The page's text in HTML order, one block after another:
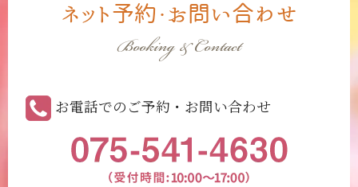
ネット予約・お問い合わせ
Booking & Contact
お電話でのご予約・お問い合わせ